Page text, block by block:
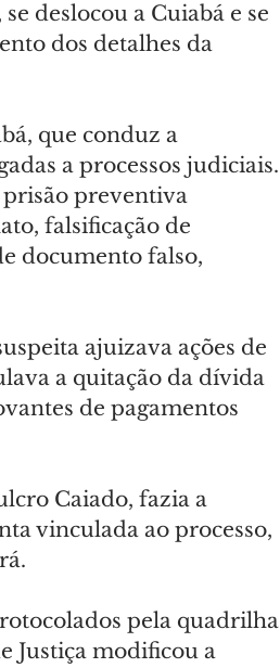
deslocou a Cuiabá e se
dos detalhes da
que conduz a
a processos judiciais.
preventiva
falsificação de
documento falso,
ajuizava ações de
a quitação da dívida
de pagamentos
Caiado, fazia a
vinculada ao processo,
pela quadrilha
Justiça modificou a